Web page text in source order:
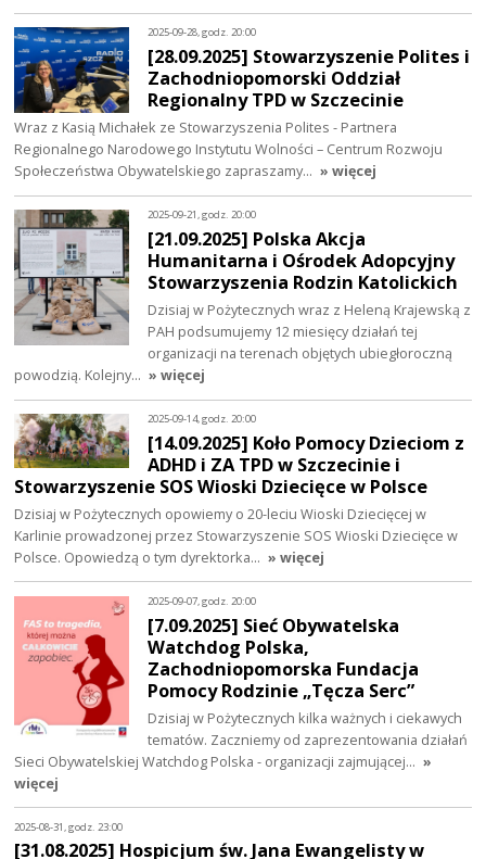
2025-09-28, godz. 20:00
[28.09.2025] Stowarzyszenie Polites i
Zachodniopomorski Oddział
Regionalny TPD w Szczecinie
Wraz z Kasią Michałek ze Stowarzyszenia Polites - Partnera
Regionalnego Narodowego Instytutu Wolności – Centrum Rozwoju
Społeczeństwa Obywatelskiego zapraszamy… » więcej
2025-09-21, godz. 20:00
[21.09.2025] Polska Akcja
Humanitarna i Ośrodek Adopcyjny
Stowarzyszenia Rodzin Katolickich
Dzisiaj w Pożytecznych wraz z Heleną Krajewską z
PAH podsumujemy 12 miesięcy działań tej
organizacji na terenach objętych ubiegłoroczną
powodzią. Kolejny… » więcej
2025-09-14, godz. 20:00
[14.09.2025] Koło Pomocy Dzieciom z
ADHD i ZA TPD w Szczecinie i
Stowarzyszenie SOS Wioski Dziecięce w Polsce
Dzisiaj w Pożytecznych opowiemy o 20-leciu Wioski Dziecięcej w
Karlinie prowadzonej przez Stowarzyszenie SOS Wioski Dziecięce w
Polsce. Opowiedzą o tym dyrektorka… » więcej
2025-09-07, godz. 20:00
[7.09.2025] Sieć Obywatelska
Watchdog Polska,
Zachodniopomorska Fundacja
Pomocy Rodzinie „Tęcza Serc”
Dzisiaj w Pożytecznych kilka ważnych i ciekawych
tematów. Zaczniemy od zaprezentowania działań
Sieci Obywatelskiej Watchdog Polska - organizacji zajmującej… »
więcej
2025-08-31, godz. 23:00
[31.08.2025] Hospicjum św. Jana Ewangelisty w